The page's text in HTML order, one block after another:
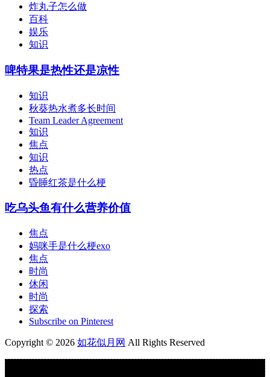
炸丸子怎么做
百科
娱乐
知识
啤特果是热性还是凉性
知识
秋葵热水煮多长时间
Team Leader Agreement
知识
焦点
知识
热点
昏睡红茶是什么梗
吃乌头鱼有什么营养价值
焦点
妈咪手是什么梗exo
焦点
时尚
休闲
时尚
探索
Subscribe on Pinterest
Copyright © 2026 如花似月网 All Rights Reserved